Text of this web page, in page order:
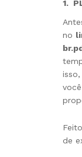
1.
no
de